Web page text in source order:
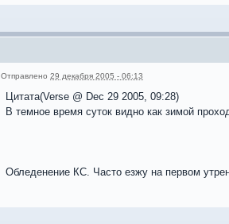
Отправлено 29 декабря 2005 - 06:13
Цитата(Verse @ Dec 29 2005, 09:28)
В темное время суток видно как зимой
Обледенение КС. Часто езжу на первом